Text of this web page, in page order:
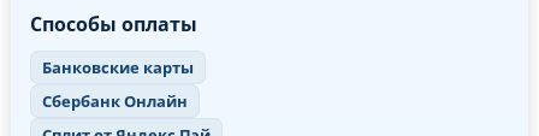
Способы оплаты
Банковские карты
Сбербанк Онлайн